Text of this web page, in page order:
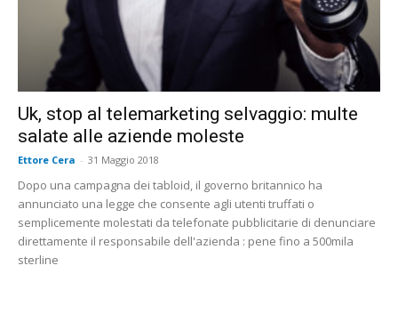
Uk, stop al telemarketing selvaggio: multe
salate alle aziende moleste
Ettore Cera - 31 Maggio 2018
Dopo una campagna dei tabloid, il governo britannico ha
annunciato una legge che consente agli utenti truffati o
semplicemente molestati da telefonate pubblicitarie di denunciare
direttamente il responsabile dell'azienda : pene fino a 500mila
sterline